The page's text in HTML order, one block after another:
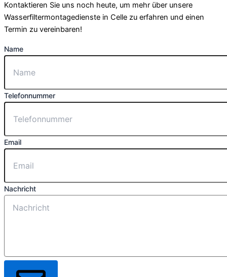
Kontaktieren Sie uns noch heute, um mehr über unsere
Wasserfiltermontagedienste in Celle zu erfahren und einen
Termin zu vereinbaren!
Name
Telefonnummer
Email
Nachricht